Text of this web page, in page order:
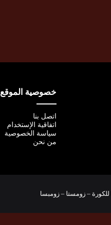
خصوصية الموقع
اتصل بنا
اتفاقية الإستخدام
سياسة الخصوصية
من نحن
– زومستا – زومبسا